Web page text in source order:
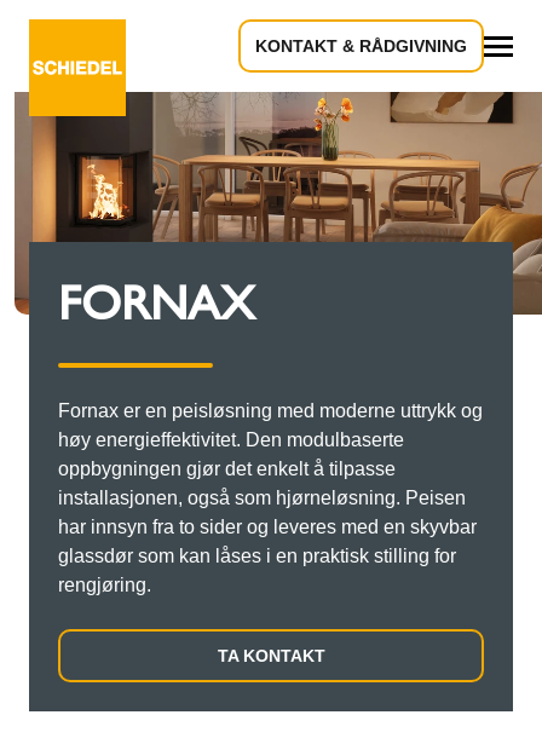
KONTAKT & RÅDGIVNING
FORNAX
Fornax er en peisløsning med moderne uttrykk og
høy energieffektivitet. Den modulbaserte
oppbygningen gjør det enkelt å tilpasse
installasjonen, også som hjørneløsning. Peisen
har innsyn fra to sider og leveres med en skyvbar
glassdør som kan låses i en praktisk stilling for
rengjøring.
TA KONTAKT